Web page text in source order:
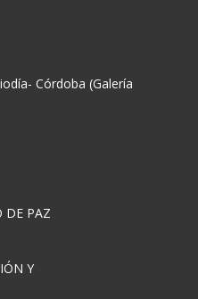
Córdoba (Galería
DE PAZ
Y